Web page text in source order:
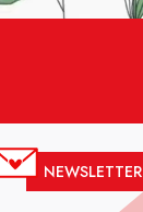
NEWSLETTER